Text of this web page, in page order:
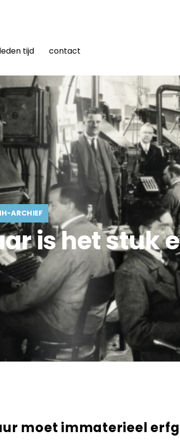
tijd contact
ARCHIEF
is het stuk
moet immaterieel